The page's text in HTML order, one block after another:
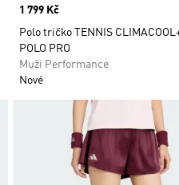
Price
1 799 Kč
Polo tričko TENNIS
POLO PRO
Muži Performance
Nové
Přidat do seznamu přání